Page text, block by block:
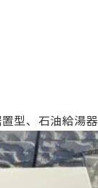
型、石油給湯器